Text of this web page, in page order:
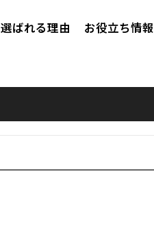
選ばれる理由 お役立ち情報